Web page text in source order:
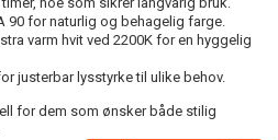
90 for naturlig og behagelig farge.
varm hvit ved 2200K for en hyggelig
justerbar lysstyrke til ulike behov.
for dem som ønsker både stilig